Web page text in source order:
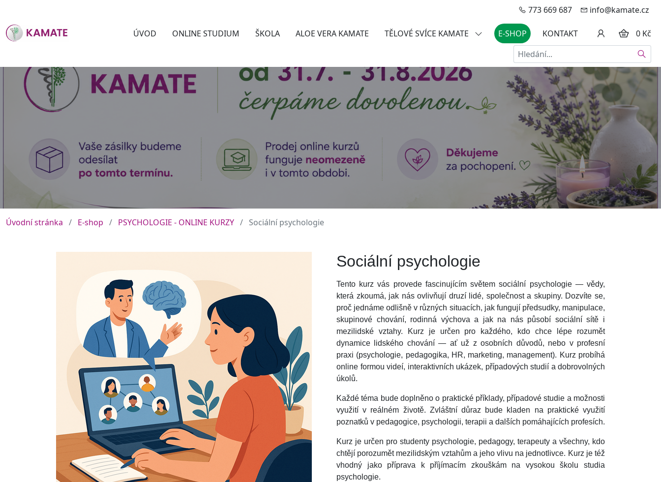
773 669 687 info@kamate.cz
ÚVOD ONLINE STUDIUM ŠKOLA ALOE VERA KAMATE TĚLOVÉ SVÍCE KAMATE E-SHOP KONTAKT
0 Kč
Hledat
Úvodní stránka E-shop PSYCHOLOGIE - ONLINE KURZY Sociální psychologie
Sociální psychologie
Tento kurz vás provede fascinujícím světem sociální psychologie — vědy,
která zkoumá, jak nás ovlivňují druzí lidé, společnost a skupiny. Dozvíte se,
proč jednáme odlišně v různých situacích, jak fungují předsudky, manipulace,
skupinové chování, rodinná výchova a jak na nás působí sociální sítě i
mezilidské vztahy. Kurz je určen pro každého, kdo chce lépe rozumět
dynamice lidského chování — ať už z osobních důvodů, nebo v profesní
praxi (psychologie, pedagogika, HR, marketing, management). Kurz probíhá
online formou videí, interaktivních ukázek, případových studií a dobrovolných
úkolů.
Každé téma bude doplněno o praktické příklady, případové studie a možnosti
využití v reálném životě. Zvláštní důraz bude kladen na praktické využití
poznatků v pedagogice, psychologii, terapii a dalších pomáhajících profesích.
Kurz je určen pro studenty psychologie, pedagogy, terapeuty a všechny, kdo
chtějí porozumět mezilidským vztahům a jeho vlivu na jednotlivce. Kurz je též
vhodný jako příprava k příjímacím zkouškám na vysokou školu studia
psychologie.